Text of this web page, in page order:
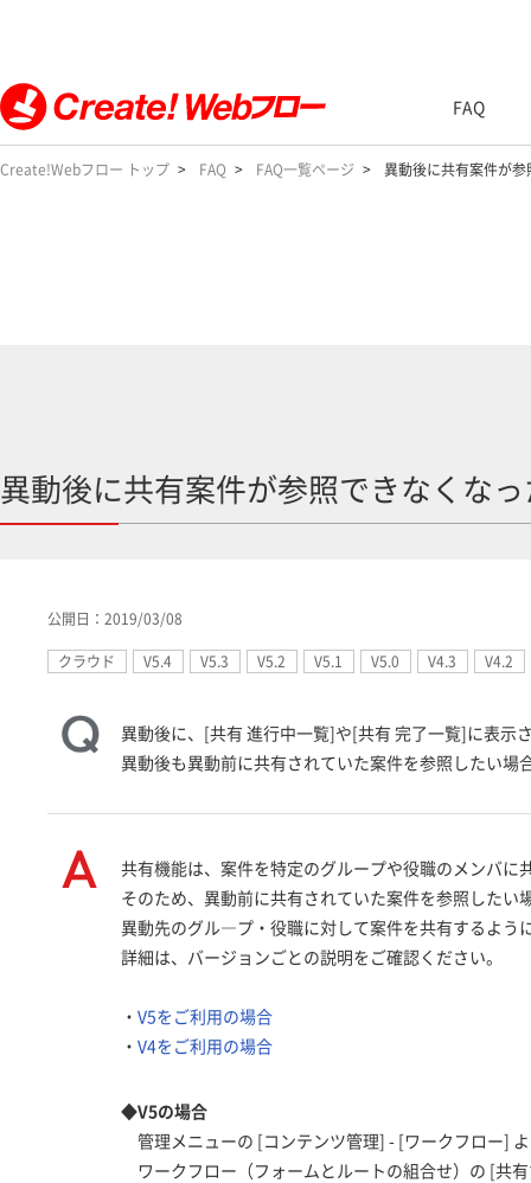
FAQ
Create!Webフロー トップ FAQ FAQ一覧ページ 異動後に共有案件が
異動後に共有案件が参照できなくな
公開日：2019/03/08
クラウド
V5.4 V5.3 V5.2 V5.1 V5.0 V4.3 V4.2
異動後に、[共有 進行中一覧]や[共有 完了一覧]に表示
異動後も異動前に共有されていた案件を参照したい場
共有機能は、案件を特定のグループや役職のメンバに
そのため、異動前に共有されていた案件を参照したい
異動先のグル―プ・役職に対して案件を共有するよう
詳細は、バージョンごとの説明をご確認ください。
・ V5をご利用の場合
・ V4をご利用の場合
◆V5の場合
管理メニューの [コンテンツ管理] - [ワークフロー]
ワークフロー（フォームとルートの組合せ）の [共